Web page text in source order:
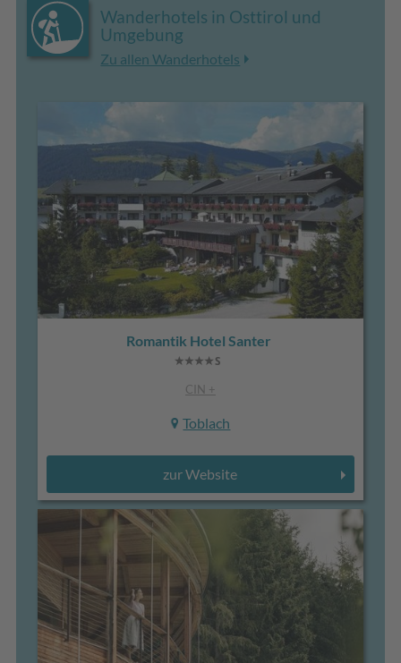
Wanderhotels in Osttirol und
Umgebung
Zu allen Wanderhotels
Romantik Hotel Santer
CIN +
Toblach
zur Website